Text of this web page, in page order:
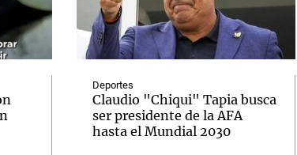
Deportes
Claudio "Chiqui" Tapia busca
ser presidente de la AFA
hasta el Mundial 2030Notas